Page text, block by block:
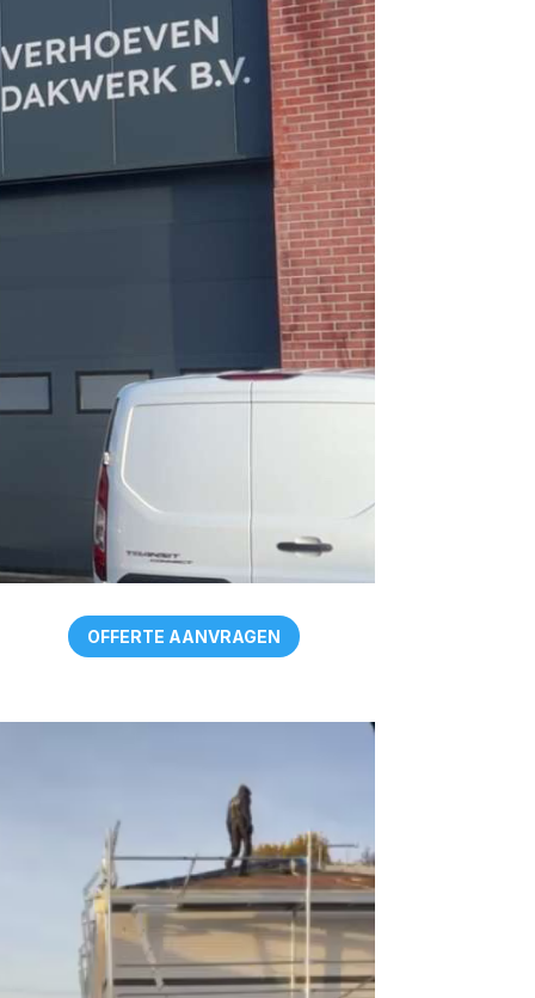
OFFERTE AANVRAGEN